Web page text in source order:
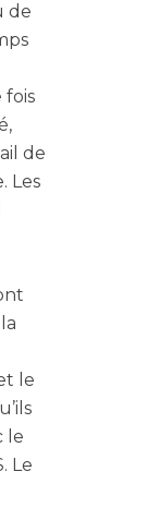
de
fois
de
Les
le
le
Le